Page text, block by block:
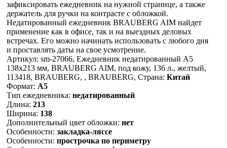
зафиксировать ежедневник на нужной странице, а также
держатель для ручки на контрасте с обложкой.
Недатированный ежедневник BRAUBERG AIM найдет
применение как в офисе, так и на выездных деловых
встречах. Его можно начинать использовать с любого дня
и проставлять даты на свое усмотрение.
Артикул: sm-27066, Ежедневник недатированный А5
138х213 мм, BRAUBERG AIM, под кожу, 136 л., желтый,
113418, BRAUBERG, , BRAUBERG, Страна: Китай
Формат: А5
Тип ежедневника: недатированный
Длина: 213
Ширина: 138
Дополнительный цвет обложки: нет
Особенности: закладка-ляссе
Особенности: прострочка по периметру